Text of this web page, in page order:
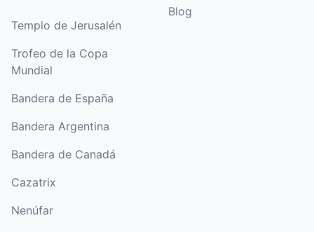
Templo de Jerusalén
Trofeo de la Copa
Mundial
Bandera de España
Bandera Argentina
Bandera de Canadá
Cazatrix
Nenúfar
Blog